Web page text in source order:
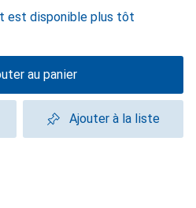
est disponible plus tôt
au panier
Ajouter à la liste